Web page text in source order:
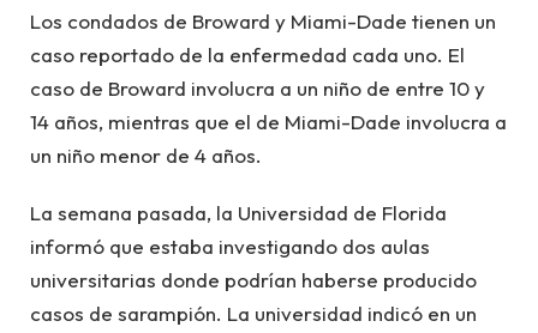
Los condados de Broward y Miami-Dade tienen un
caso reportado de la enfermedad cada uno. El
caso de Broward involucra a un niño de entre 10 y
14 años, mientras que el de Miami-Dade involucra a
un niño menor de 4 años.
La semana pasada, la Universidad de Florida
informó que estaba investigando dos aulas
universitarias donde podrían haberse producido
casos de sarampión. La universidad indicó en un